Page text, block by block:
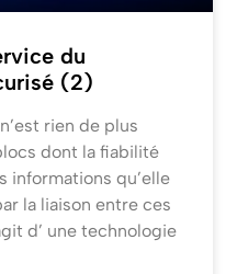
du
(2)
rien de plus
dont la fiabilité
informations qu’elle
la liaison entre ces
d’ une technologie